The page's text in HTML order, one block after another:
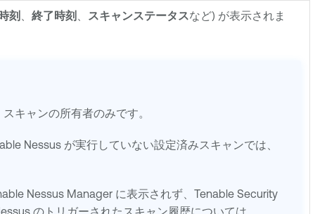
刻 終了時刻 スキャンステータスなど) が表示されま
キャンの所有者のみです。
Nessus が実行していない設定済みスキャンでは、
Nessus Manager に表示されず、Tenable Security
の トリガーされたスキャン履歴については、